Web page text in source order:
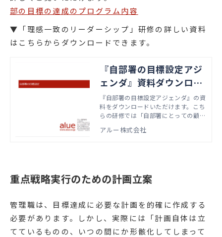
部の目標の達成のプログラム内容
▼「理感一致のリーダーシップ」研修の詳しい資料
はこちらからダウンロードできます。
『自部署の目標設定アジ
ェンダ』資料ダウンロー
ド
『自部署の目標設定アジェンダ』の資
料をダウンロードいただけます。こち
らの研修では「自部署にとっての顧
し、目標を設定していく必要性を学び
アルー株式会社
重点戦略実行のための計画立案
管理職は、目標達成に必要な計画を的確に作成する
必要があります。しかし、実際には「計画自体は立
てているものの、いつの間にか形骸化してしまって